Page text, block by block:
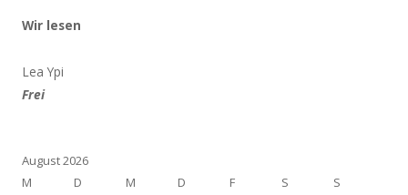
Wir lesen
Lea Ypi
Frei
August 2026
M
D M D F S
S